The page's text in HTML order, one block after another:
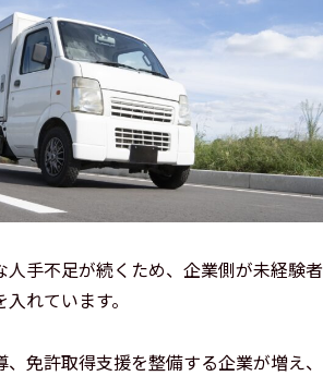
人手不足が続くため、企業側が未経験者
れています。
免許取得支援を整備する企業が増え、